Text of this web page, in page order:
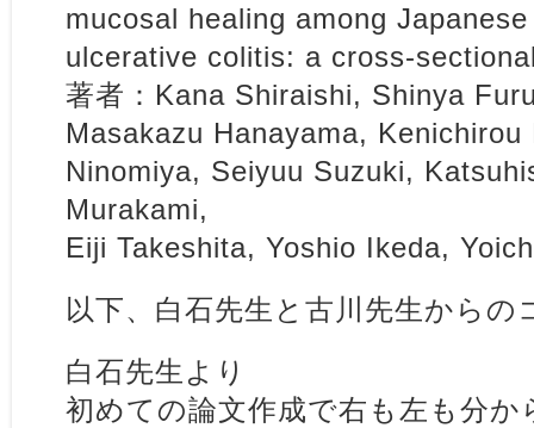
mucosal healing among
ulcerative colitis: a cross-
著者：Kana Shiraishi, Shinya
Masakazu Hanayama, Kenichirou
Ninomiya, Seiyuu Suzuki,
Murakami,
Eiji Takeshita, Yoshio Ikeda,
以下、白石先生と古川先生からの
白石先生より
初めての論文作成で右も左も分か